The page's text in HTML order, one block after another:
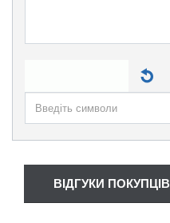
ВІДГУКИ ПОКУПЦІВ